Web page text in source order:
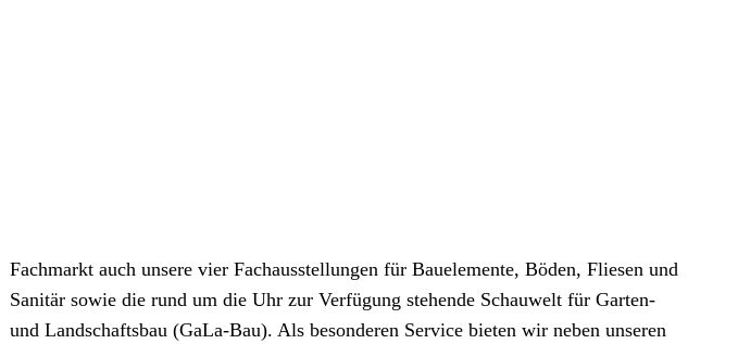
Fachmarkt auch unsere vier Fachausstellungen für Bauelemente, Böden, Fliesen und
Sanitär sowie die rund um die Uhr zur Verfügung stehende Schauwelt für Garten-
und Landschaftsbau (GaLa-Bau). Als besonderen Service bieten wir neben unseren